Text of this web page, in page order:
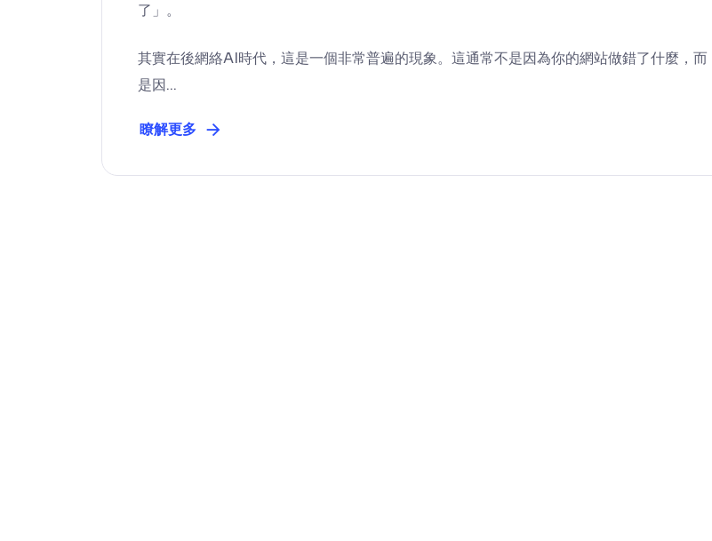
了」。
其實在後網絡AI時代，這是一個非常普遍的現象。這通常不是因為你的網站做錯了什麼，而
是因...
瞭解更多